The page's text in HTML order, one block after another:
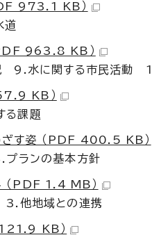
973.1 KB）
道
963.8 KB）
9.水に関する市民活動
KB）
る課題
す姿 （PDF 400.5 KB）
ランの基本方針
PDF 1.4 MB）
他地域との連携
KB）